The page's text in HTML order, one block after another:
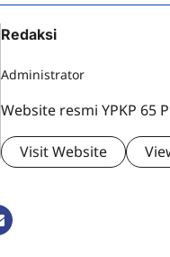
Redaksi
Administrator
Website resmi YPKP 65
Visit Website